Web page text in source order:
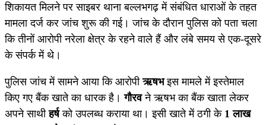
शिकायत मिलने पर साइबर थाना बल्लभगढ़ में संबंधित धाराओं के तहत
मामला दर्ज कर जांच शुरू की गई। जांच के दौरान पुलिस को पता चला
कि तीनों आरोपी नरेला क्षेत्र के रहने वाले हैं और लंबे समय से एक-दूसरे
के संपर्क में थे।
पुलिस जांच में सामने आया कि आरोपीऋषभइस मामले में इस्तेमाल
किए गए बैंक खाते का धारक है।गौरवने ऋषभ का बैंक खाता लेकर
अपने साथीहर्षको उपलब्ध कराया था। इसी खाते में ठगी के 1 लाख